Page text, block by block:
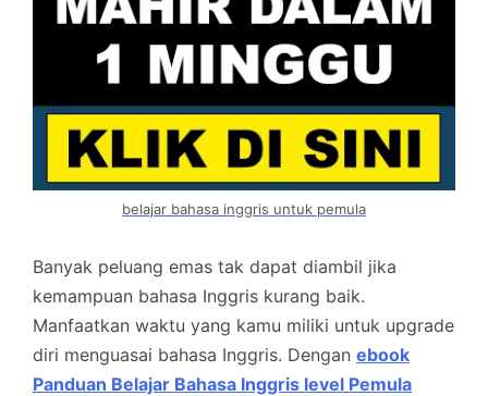
belajar bahasa inggris untuk pemula
Banyak peluang emas tak dapat diambil jika
kemampuan bahasa Inggris kurang baik.
Manfaatkan waktu yang kamu miliki untuk upgrade
diri menguasai bahasa Inggris. Dengan ebook
Panduan Belajar Bahasa Inggris level Pemula